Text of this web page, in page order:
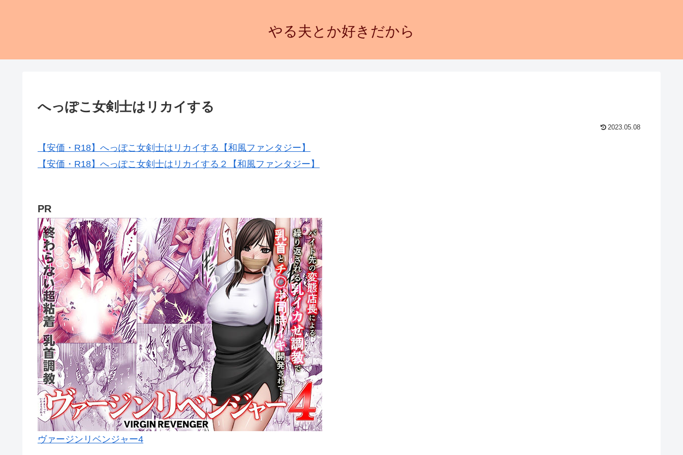
やる夫とか好きだから
へっぽこ女剣士はリカイする
2023.05.08
【安価・R18】へっぽこ女剣士はリカイする【和風ファンタジー】
【安価・R18】へっぽこ女剣士はリカイする２【和風ファンタジー】
PR
ヴァージンリベンジャー4